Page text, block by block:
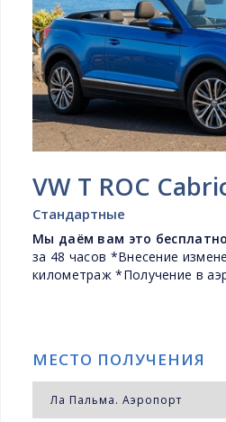
VW T ROC
Стандартные
Мы даём вам это
за 48 часов *Внесение
километраж *Получение в
МЕСТО ПОЛУЧЕНИЯ